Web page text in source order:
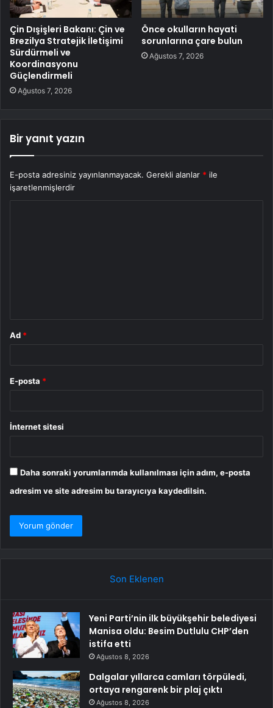
Çin Dışişleri Bakanı: Çin ve
Brezilya Stratejik İletişimi
Sürdürmeli ve
Koordinasyonu
Güçlendirmeli
Ağustos 7, 2026
Önce okulların hayati
sorunlarına çare bulun
Ağustos 7, 2026
Bir yanıt yazın
E-posta adresiniz yayınlanmayacak. Gerekli alanlar * ile
işaretlenmişlerdir
Ad *
E-posta *
İnternet sitesi
Daha sonraki yorumlarımda kullanılması için adım, e-posta
adresim ve site adresim bu tarayıcıya kaydedilsin.
Son Eklenen
Yeni Parti’nin ilk büyükşehir belediyesi
Manisa oldu: Besim Dutlulu CHP’den
istifa etti
Ağustos 8, 2026
Dalgalar yıllarca camları törpüledi,
ortaya rengarenk bir plaj çıktı
Ağustos 8, 2026